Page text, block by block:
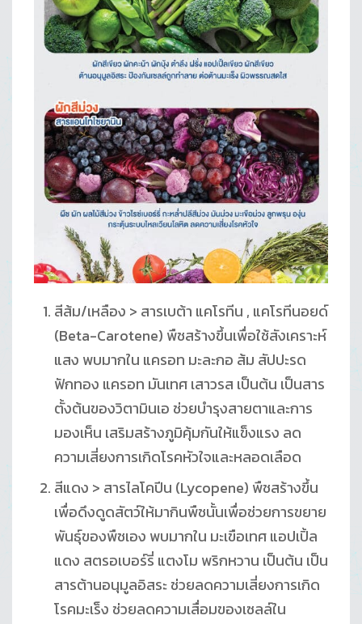
สีส้ม/เหลือง > สารเบต้า แคโรทีน , แคโรทีนอยด์
(Beta-Carotene) พืชสร้างขึ้นเพื่อใช้สังเคราะห์
แสง พบมากใน แครอท มะละกอ ส้ม สัปปะรด
ฟักทอง แครอท มันเทศ เสาวรส เป็นต้น เป็นสาร
ตั้งต้นของวิตามินเอ ช่วยบำรุงสายตาและการ
มองเห็น เสริมสร้างภูมิคุ้มกันให้แข็งแรง ลด
ความเสี่ยงการเกิดโรคหัวใจและหลอดเลือด
สีแดง > สารไลโคปีน (Lycopene) พืชสร้างขึ้น
เพื่อดึงดูดสัตว์ให้มากินพืชนั้นเพื่อช่วยการขยาย
พันธุ์ของพืชเอง พบมากใน มะเขือเทศ แอปเปิ้ล
แดง สตรอเบอร์รี่ แตงโม พริกหวาน เป็นต้น เป็น
สารต้านอนุมูลอิสระ ช่วยลดความเสี่ยงการเกิด
โรคมะเร็ง ช่วยลดความเสื่อมของเซลล์ใน